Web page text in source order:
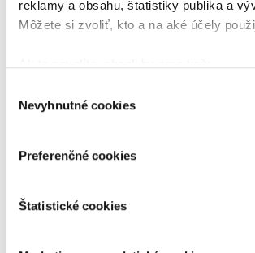
reklamy a obsahu, štatistiky publika a
Môžete si zvoliť, kto a na aké účely
polohe s presnosťou na niekoľko
skenovaním konkrétnych
prstov).
údaje, nájdete v časti s
súhlasu
Nevyhnutné cookies
Preferenčné cookies
Štatistické cookies